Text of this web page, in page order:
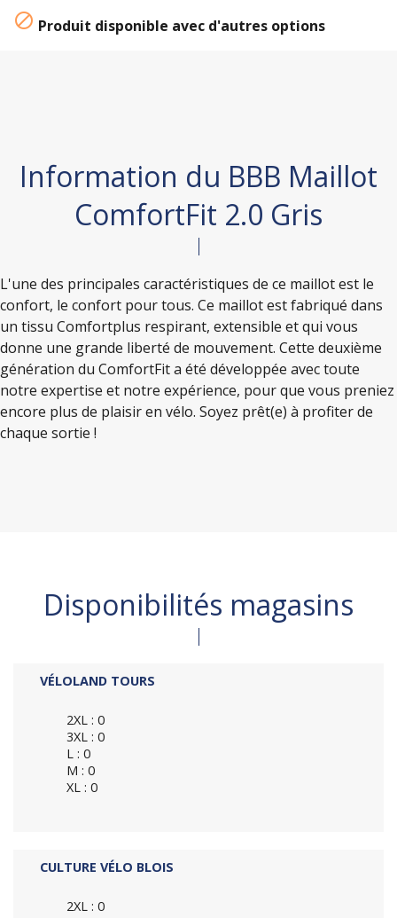
 Produit disponible avec d'autres options
Information du BBB Maillot
ComfortFit 2.0 Gris
L'une des principales caractéristiques de ce maillot est le
confort, le confort pour tous. Ce maillot est fabriqué dans
un tissu Comfortplus respirant, extensible et qui vous
donne une grande liberté de mouvement. Cette deuxième
génération du ComfortFit a été développée avec toute
notre expertise et notre expérience, pour que vous preniez
encore plus de plaisir en vélo. Soyez prêt(e) à profiter de
chaque sortie !
Disponibilités magasins
VÉLOLAND TOURS
2XL : 0
3XL : 0
L : 0
M : 0
XL : 0
CULTURE VÉLO BLOIS
2XL : 0